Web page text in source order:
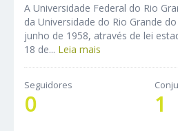
A Universidade Federal do Rio
da Universidade do Rio Grande
junho de 1958, através de lei
18 de... Leia mais
Seguidores
0 1